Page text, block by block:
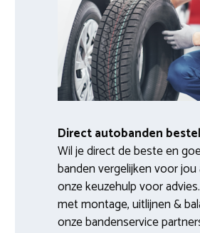
Direct autobanden
Wil je direct de beste en
banden vergelijken voor
onze keuzehulp voor
met montage, uitlijnen &
onze bandenservice